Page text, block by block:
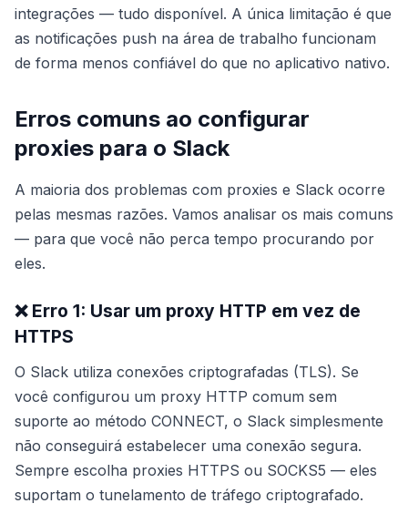
integrações — tudo disponível. A única limitação é que
as notificações push na área de trabalho funcionam
de forma menos confiável do que no aplicativo nativo.
Erros comuns ao configurar
proxies para o Slack
A maioria dos problemas com proxies e Slack ocorre
pelas mesmas razões. Vamos analisar os mais comuns
— para que você não perca tempo procurando por
eles.
❌ Erro 1: Usar um proxy HTTP em vez de
HTTPS
O Slack utiliza conexões criptografadas (TLS). Se
você configurou um proxy HTTP comum sem
suporte ao método CONNECT, o Slack simplesmente
não conseguirá estabelecer uma conexão segura.
Sempre escolha proxies HTTPS ou SOCKS5 — eles
suportam o tunelamento de tráfego criptografado.